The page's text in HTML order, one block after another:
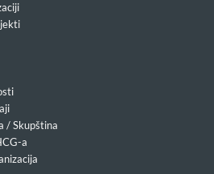
/ Skupština
a